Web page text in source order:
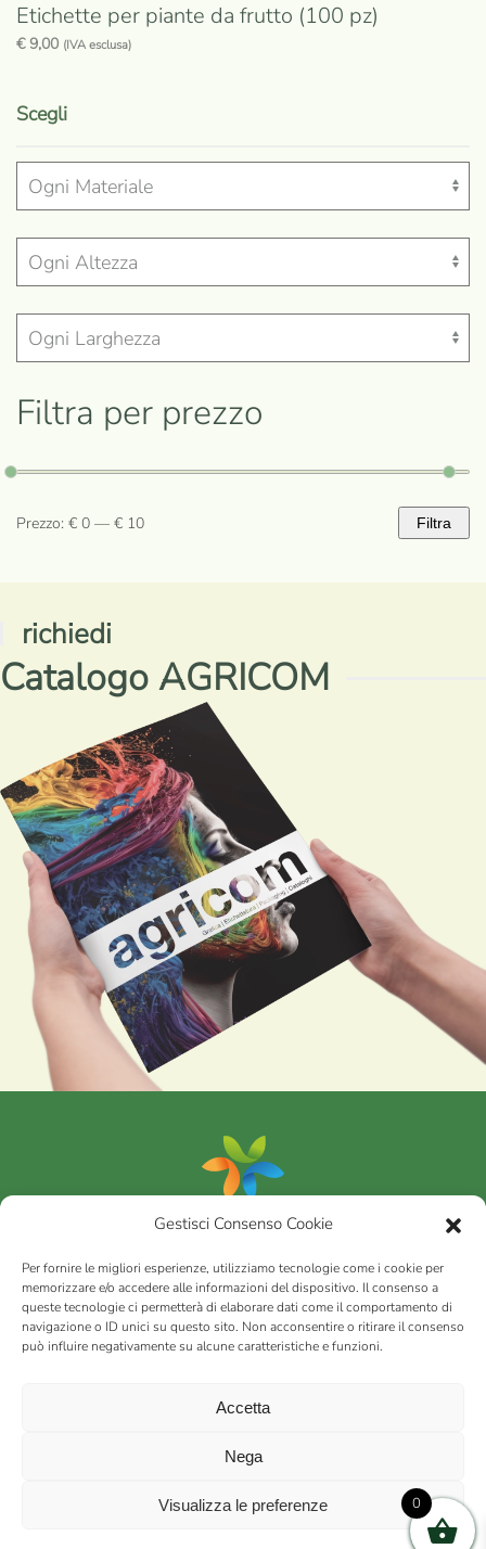
Gestisci Consenso Cookie
Per fornire le migliori esperienze, utilizziamo tecnologie come i cookie per
memorizzare e/o accedere alle informazioni del dispositivo. Il consenso a
queste tecnologie ci permetterà di elaborare dati come il comportamento di
navigazione o ID unici su questo sito. Non acconsentire o ritirare il consenso
può influire negativamente su alcune caratteristiche e funzioni.
Accetta
Nega
Visualizza le preferenze
Etichette per piante da frutto (100 pz)
€9,00 (IVA esclusa)
Scegliprodotto
più
varianti.
Le
opzioni
possono
essere
scelte
pagina
prodotto
Filtra per prezzo
Prezzo
Prezzo
Filtra
Prezzo: € 0 — € 10
richiedi
Catalogo AGRICOM
Portfolio
AGRICOMs.r.l.
via Montalbano 65 51100 Case Nuove di Masiano (PT) | codice
Int. versato | Repertorio Economico Amministrativo C.C.I.A.A. di
Privacy policy
0